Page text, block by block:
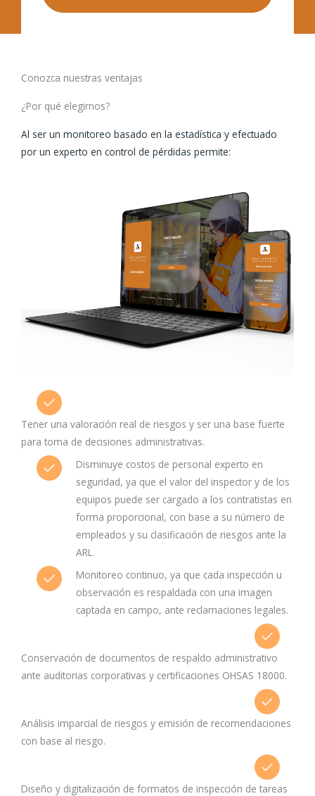
Conozca nuestras ventajas
¿Por qué elegirnos?
Al ser un monitoreo basado en la estadística y efectuado
por un experto en control de pérdidas permite:
Tener una valoración real de riesgos y ser una base fuerte
para toma de decisiones administrativas.
Disminuye costos de personal experto en
seguridad, ya que el valor del inspector y de los
equipos puede ser cargado a los contratistas en
forma proporcional, con base a su número de
empleados y su clasificación de riesgos ante la
ARL.
Monitoreo continuo, ya que cada inspección u
observación es respaldada con una imagen
captada en campo, ante reclamaciones legales.
Conservación de documentos de respaldo administrativo
ante auditorias corporativas y certificaciones OHSAS 18000.
Análisis imparcial de riesgos y emisión de recomendaciones
con base al riesgo.
Diseño y digitalización de formatos de inspección de tareas